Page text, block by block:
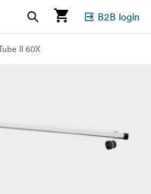
B2B login
II 60X